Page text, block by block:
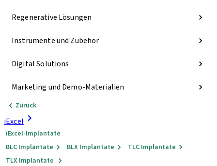
Regenerative Lösungen
Instrumente und Zubehör
Digital Solutions
Marketing und Demo-Materialien
Zurück
iExcel
iExcel-Implantate
BLC Implantate
BLX Implantate
TLC Implantate
TLX Implantate